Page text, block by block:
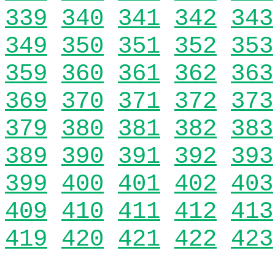
339 340 341 342 343
349 350 351 352 353
359 360 361 362 363
369 370 371 372 373
379 380 381 382 383
389 390 391 392 393
399 400 401 402 403
409 410 411 412 413
419 420 421 422 423